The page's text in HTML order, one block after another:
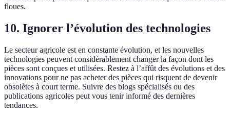
floues.
10. Ignorer l’évolution des technologies
Le secteur agricole est en constante évolution, et les nouvelles
technologies peuvent considérablement changer la façon dont les
pièces sont conçues et utilisées. Restez à l’affût des évolutions et des
innovations pour ne pas acheter des pièces qui risquent de devenir
obsolètes à court terme. Suivre des blogs spécialisés ou des
publications agricoles peut vous tenir informé des dernières
tendances.